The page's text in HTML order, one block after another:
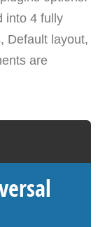
into 4 fully
Default layout,
are